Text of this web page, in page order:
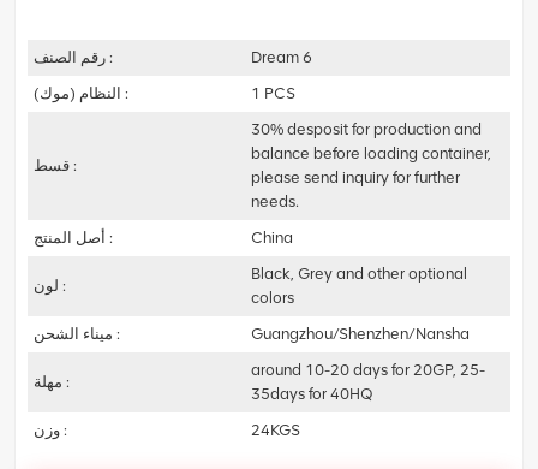
رقم الصنف :
Dream 6
النظام (موك) :
1 PCS
قسط :
30% desposit for production and
balance before loading container,
please send inquiry for further
needs.
أصل المنتج :
China
لون :
Black, Grey and other optional
colors
ميناء الشحن :
Guangzhou/Shenzhen/Nansha
مهلة :
around 10-20 days for 20GP, 25-
35days for 40HQ
وزن :
24KGS